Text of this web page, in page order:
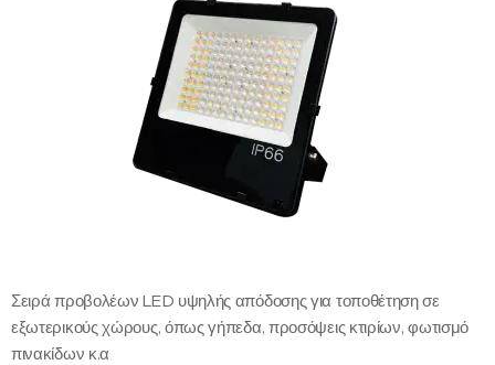
Σειρά προβολέων LED υψηλής απόδοσης για τοποθέτηση σε
εξωτερικούς χώρους, όπως γήπεδα, προσόψεις κτιρίων, φωτισμό
πινακίδων κ.α